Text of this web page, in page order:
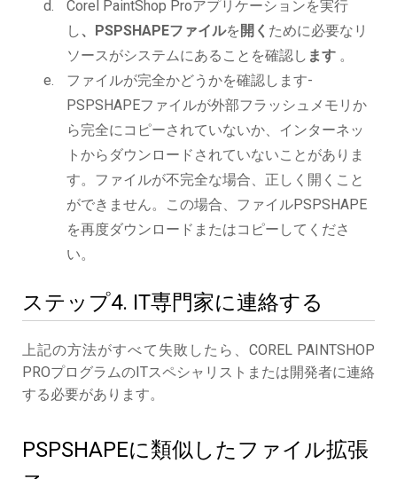
Corel PaintShop Proアプリケーションを実行
し、PSPSHAPEファイルを 開く ために必要なリ
ソースがシステムにあることを確認し ます 。
ファイルが完全かどうかを確認します-
PSPSHAPEファイルが外部フラッシュメモリか
ら完全にコピーされていないか、インターネッ
トからダウンロードされていないことがありま
す。ファイルが不完全な場合、正しく開くこと
ができません。この場合、ファイルPSPSHAPE
を再度ダウンロードまたはコピーしてくださ
い。
ステップ4. IT専門家に連絡する
上記の方法がすべて失敗したら、COREL PAINTSHOP
PROプログラムのITスペシャリストまたは開発者に連絡
する必要があります。
PSPSHAPEに類似したファイル拡張